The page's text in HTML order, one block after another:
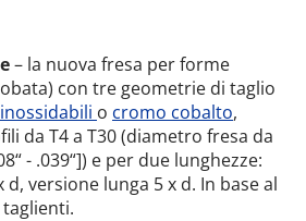
– la nuova fresa per forme
con tre geometrie di taglio
o cromo cobalto,
da T4 a T30 (diametro fresa da
- .039“]) e per due lunghezze:
versione lunga 5 x d. In base al